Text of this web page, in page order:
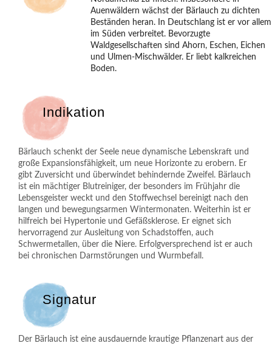
Auenwäldern wächst der Bärlauch zu dichten
Beständen heran. In Deutschlang ist er vor allem
im Süden verbreitet. Bevorzugte
Waldgesellschaften sind Ahorn, Eschen, Eichen
und Ulmen-Mischwälder. Er liebt kalkreichen
Boden.
Indikation
Bärlauch schenkt der Seele neue dynamische Lebenskraft und
große Expansionsfähigkeit, um neue Horizonte zu erobern. Er
gibt Zuversicht und überwindet behindernde Zweifel. Bärlauch
ist ein mächtiger Blutreiniger, der besonders im Frühjahr die
Lebensgeister weckt und den Stoffwechsel bereinigt nach den
langen und bewegungsarmen Wintermonaten. Weiterhin ist er
hilfreich bei Hypertonie und Gefäßsklerose. Er eignet sich
hervorragend zur Ausleitung von Schadstoffen, auch
Schwermetallen, über die Niere. Erfolgversprechend ist er auch
bei chronischen Darmstörungen und Wurmbefall.
Signatur
Der Bärlauch ist eine ausdauernde krautige Pflanzenart aus der